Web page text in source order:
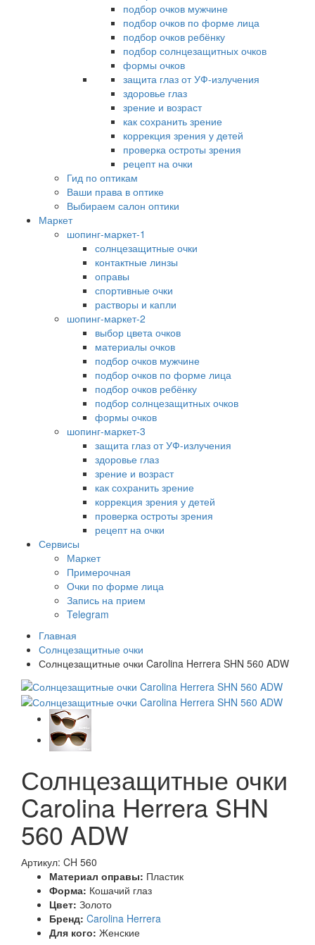
подбор очков мужчине
подбор очков по форме лица
подбор очков ребёнку
подбор солнцезащитных очков
формы очков
защита глаз от УФ-излучения
здоровье глаз
зрение и возраст
как сохранить зрение
коррекция зрения у детей
проверка остроты зрения
рецепт на очки
Гид по оптикам
Ваши права в оптике
Выбираем салон оптики
Маркет
шопинг-маркет-1
солнцезащитные очки
контактные линзы
оправы
спортивные очки
растворы и капли
шопинг-маркет-2
выбор цвета очков
материалы очков
подбор очков мужчине
подбор очков по форме лица
подбор очков ребёнку
подбор солнцезащитных очков
формы очков
шопинг-маркет-3
защита глаз от УФ-излучения
здоровье глаз
зрение и возраст
как сохранить зрение
коррекция зрения у детей
проверка остроты зрения
рецепт на очки
Сервисы
Маркет
Примерочная
Очки по форме лица
Запись на прием
Telegram
Главная
Солнцезащитные очки
Солнцезащитные очки Carolina Herrera SHN 560 ADW
Солнцезащитные очки
Carolina Herrera SHN
560 ADW
Артикул: CH 560
Материал оправы: Пластик
Форма: Кошачий глаз
Цвет: Золото
Бренд: Carolina Herrera
Для кого: Женские